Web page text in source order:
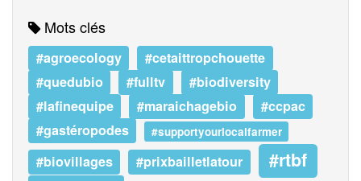
Mots clés
#agroecology
#cetaittropchouette
#quedubio
#fulltv
#biodiversity
#lafinequipe
#maraichagebio
#ccpac
#gastéropodes
#supportyourlocalfarmer
#biovillages #prixbailletlatour #rtbf